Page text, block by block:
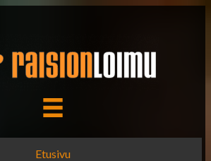
Etusivu